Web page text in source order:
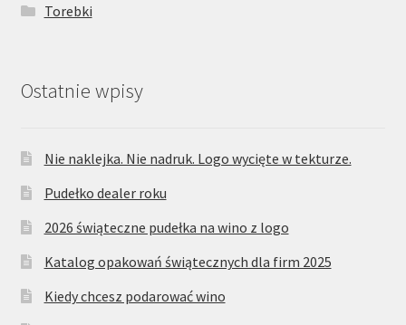
Torebki
Ostatnie wpisy
Nie naklejka. Nie nadruk. Logo wycięte w tekturze.
Pudełko dealer roku
2026 świąteczne pudełka na wino z logo
Katalog opakowań świątecznych dla firm 2025
Kiedy chcesz podarować wino